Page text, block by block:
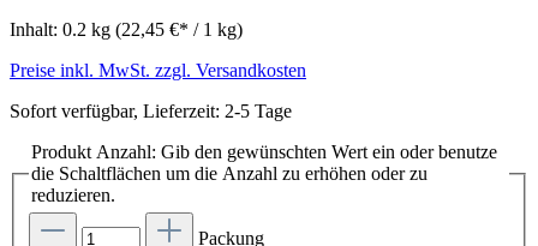
Inhalt: 0.2 kg (22,45 €* / 1 kg)
Preise inkl. MwSt. zzgl. Versandkosten
Sofort verfügbar, Lieferzeit: 2-5 Tage
Produkt Anzahl: Gib den gewünschten Wert ein oder benutze
die Schaltflächen um die Anzahl zu erhöhen oder zu
reduzieren.
Packung